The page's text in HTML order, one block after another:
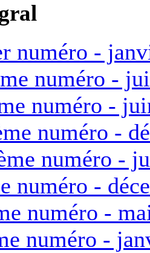
numéro -
numéro -
numéro -
numéro -
numéro -
numéro -
numéro -
numéro -